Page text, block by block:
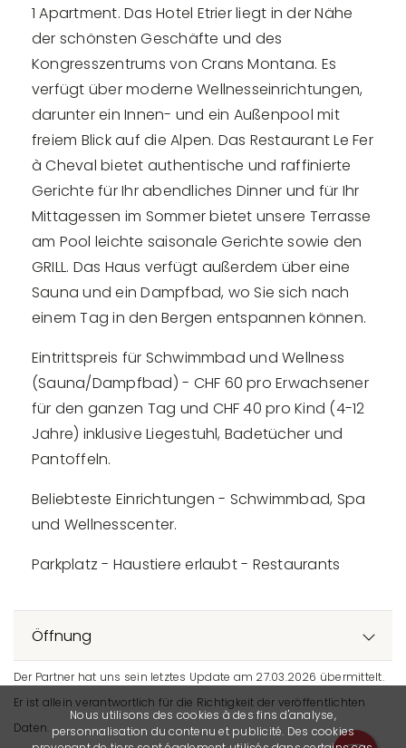
1 Apartment. Das Hotel Etrier liegt in der Nähe
der schönsten Geschäfte und des
Kongresszentrums von Crans Montana. Es
verfügt über moderne Wellnesseinrichtungen,
darunter ein Innen- und ein Außenpool mit
freiem Blick auf die Alpen. Das Restaurant Le Fer
à Cheval bietet authentische und raffinierte
Gerichte für Ihr abendliches Dinner und für Ihr
Mittagessen im Sommer bietet unsere Terrasse
am Pool leichte saisonale Gerichte sowie den
GRILL. Das Haus verfügt außerdem über eine
Sauna und ein Dampfbad, wo Sie sich nach
einem Tag in den Bergen entspannen können.
Eintrittspreis für Schwimmbad und Wellness
(Sauna/Dampfbad) - CHF 60 pro Erwachsener
für den ganzen Tag und CHF 40 pro Kind (4-12
Jahre) inklusive Liegestuhl, Badetücher und
Pantoffeln.
Beliebteste Einrichtungen - Schwimmbad, Spa
und Wellnesscenter.
Parkplatz - Haustiere erlaubt - Restaurants
Öffnung
Der Partner hat uns sein letztes Update am 27.03.2026 übermittelt.
Er ist allein verantwortlich für die Richtigkeit der veröffentlichten
Daten.
Nous utilisons des cookies à des fins d'analyse,
personnalisation du contenu et publicité. Des cookies